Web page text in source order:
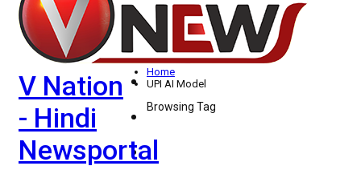
V Nation
- Hindi
Newsportal
ताज़ा खबरें
देश
विदेश
राज्य
Home
UPI AI Model
Browsing Tag